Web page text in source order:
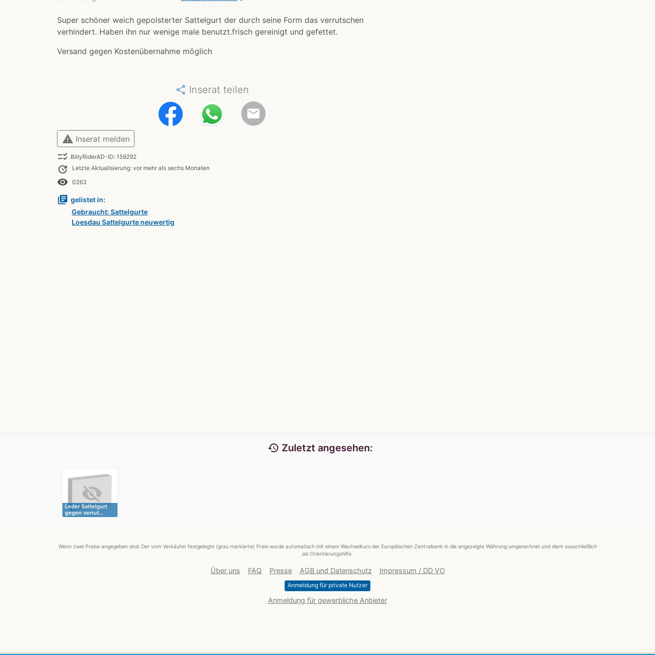
Super schöner weich gepolsterter Sattelgurt der durch seine Form das verrutschen
verhindert. Haben ihn nur wenige male benutzt.frisch gereinigt und gefettet.
Versand gegen Kostenübernahme möglich
share Inserat teilen
email
warning Inserat melden
checklist_rtl BillyRiderAD-ID: 159292
update Letzte Aktualisierung: vor mehr als sechs Monaten
remove_red_eye 0263
library_books gelistet in:
Gebraucht: Sattelgurte
Loesdau Sattelgurte neuwertig
history Zuletzt angesehen:
Leder Sattelgurt
gegen verrut…
Wenn zwei Preise angegeben sind: Der vom Verkäufer festgelegte (grau markierte) Preis wurde automatisch mit einem Wechselkurs der Europäischen Zentralbank in die angezeigte Währung umgerechnet und dient ausschließlich
als Orientierungshilfe.
Über uns FAQ Presse AGB und Datenschutz Impressum / DD VO
Anmeldung für private Nutzer
Anmeldung für gewerbliche Anbieter